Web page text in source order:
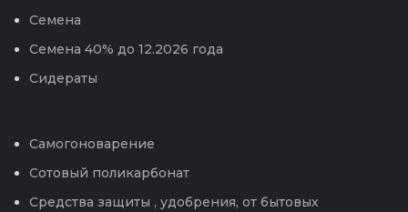
Семена
Семена 40% до 12.2026 года
Сидераты
Самогоноварение
Сотовый поликарбонат
Средства защиты , удобрения, от бытовых